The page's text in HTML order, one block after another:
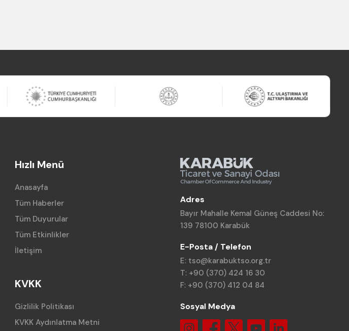
Hızlı Menü
Anasayfa
Tüm Haberler
Tüm Duyurular
Tüm Etkinlikler
İletişim
KVKK
Gizlilik Politikası
KVKK Aydınlatma Metni
Adres
Bayır Mahalle Kemal Güneş Caddesi No:
139 78100 Karabük
E-Posta / Telefon
E: tso@karabuktso.org.tr
T: +90 (370) 424 16 30
F: +90 (370) 412 04 84
Sosyal Medya